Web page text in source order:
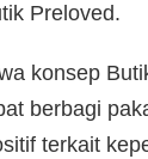
Preloved.
konsep
berbagi
terkait